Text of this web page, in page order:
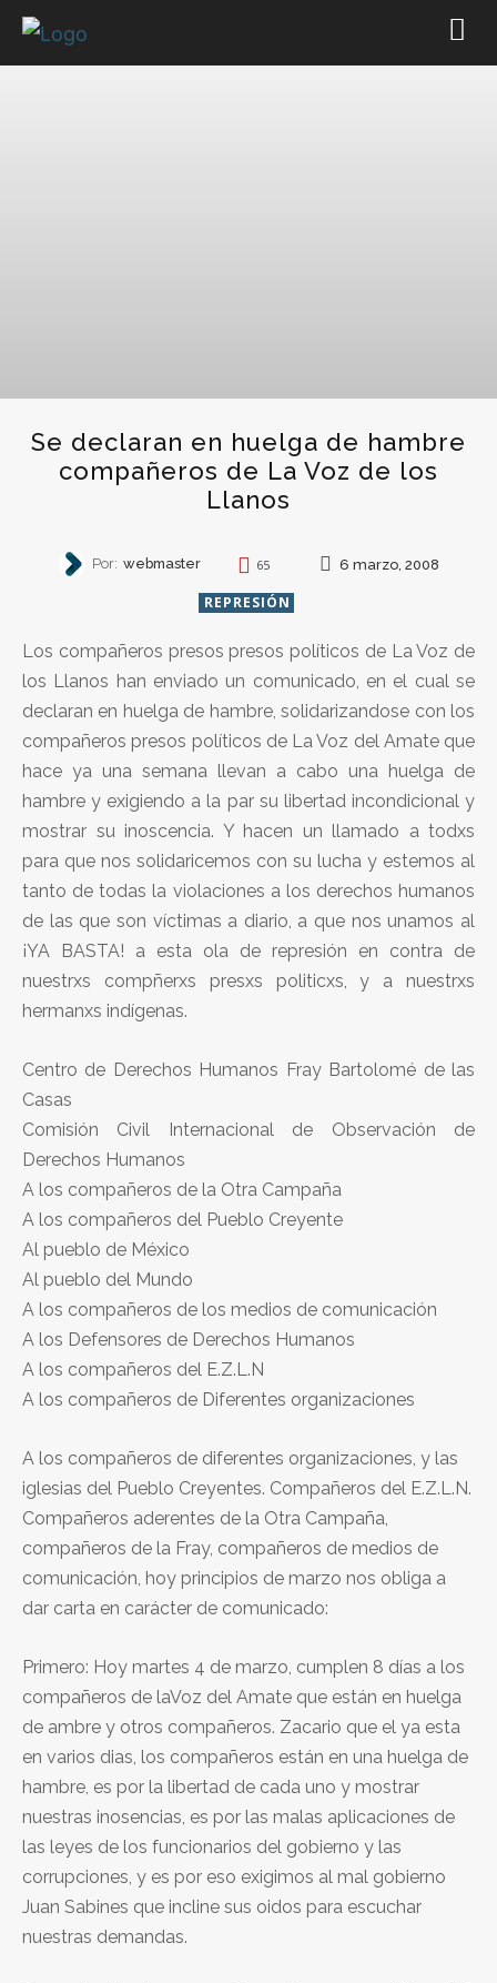
Se declaran en huelga de hambre
compañeros de La Voz de los
Llanos
Por: webmaster 65 6 marzo, 2008
REPRESIÓN
Los compañeros presos presos políticos de La Voz de
los Llanos han enviado un comunicado, en el cual se
declaran en huelga de hambre, solidarizandose con los
compañeros presos políticos de La Voz del Amate que
hace ya una semana llevan a cabo una huelga de
hambre y exigiendo a la par su libertad incondicional y
mostrar su inoscencia. Y hacen un llamado a todxs
para que nos solidaricemos con su lucha y estemos al
tanto de todas la violaciones a los derechos humanos
de las que son víctimas a diario, a que nos unamos al
¡YA BASTA! a esta ola de represión en contra de
nuestrxs compñerxs presxs politicxs, y a nuestrxs
hermanxs indígenas.
Centro de Derechos Humanos Fray Bartolomé de las
Casas
Comisión Civil Internacional de Observación de
Derechos Humanos
A los compañeros de la Otra Campaña
A los compañeros del Pueblo Creyente
Al pueblo de México
Al pueblo del Mundo
A los compañeros de los medios de comunicación
A los Defensores de Derechos Humanos
A los compañeros del E.Z.L.N
A los compañeros de Diferentes organizaciones
A los compañeros de diferentes organizaciones, y las
iglesias del Pueblo Creyentes. Compañeros del E.Z.L.N.
Compañeros aderentes de la Otra Campaña,
compañeros de la Fray, compañeros de medios de
comunicación, hoy principios de marzo nos obliga a
dar carta en carácter de comunicado:
Primero: Hoy martes 4 de marzo, cumplen 8 días a los
compañeros de laVoz del Amate que están en huelga
de ambre y otros compañeros. Zacario que el ya esta
en varios dias, los compañeros están en una huelga de
hambre, es por la libertad de cada uno y mostrar
nuestras inosencias, es por las malas aplicaciones de
las leyes de los funcionarios del gobierno y las
corrupciones, y es por eso exigimos al mal gobierno
Juan Sabines que incline sus oidos para escuchar
nuestras demandas.